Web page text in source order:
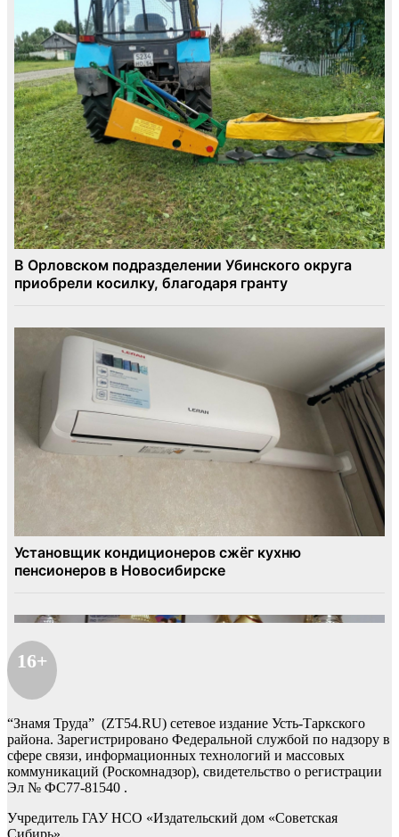
16+
“Знамя Труда” (ZT54.RU) сетевое издание Усть-Таркского
района. Зарегистрировано Федеральной службой по надзору в
сфере связи, информационных технологий и массовых
коммуникаций (Роскомнадзор), свидетельство о регистрации
Эл № ФС77-81540 .
Учредитель ГАУ НСО «Издательский дом «Советская